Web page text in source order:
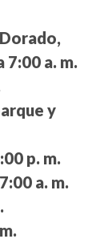
7:00 a. m.
y
p. m.
a. m.